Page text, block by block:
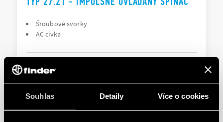
Souhlas Detaily Více o cookies
Šroubové svorky
AC cívka
PODROBNOSTI